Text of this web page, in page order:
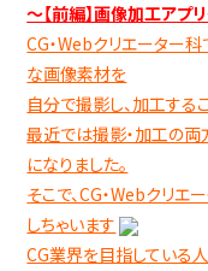
～【前編】画像加工アプ
CG・Webクリエーター
な画像素材を
自分で撮影し、加工する
最近では撮影・加工の両
になりました。
そこで、CG・Webクリ
しちゃいます
CG業界を目指している